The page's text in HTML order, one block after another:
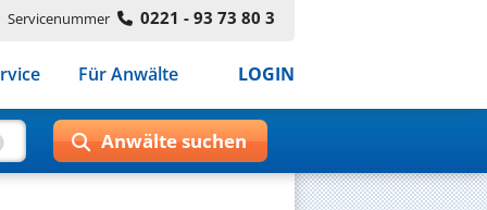
Servicenummer 0221 - 93 73 80 3
Für Anwälte LOGIN